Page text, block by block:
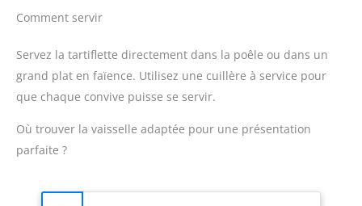
Comment servir
Servez la tartiflette directement dans la poêle ou dans un
grand plat en faïence. Utilisez une cuillère à service pour
que chaque convive puisse se servir.
Où trouver la vaisselle adaptée pour une présentation
parfaite ?